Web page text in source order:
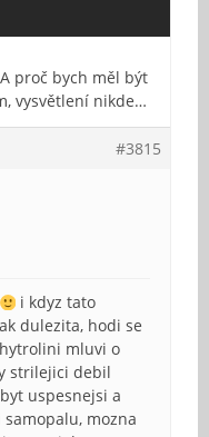
proč bych měl být
vysvětlení nikde…
#3815
i kdyz tato
dulezita, hodi se
mluvi o
strilejici debil
uspesnejsi a
mozna